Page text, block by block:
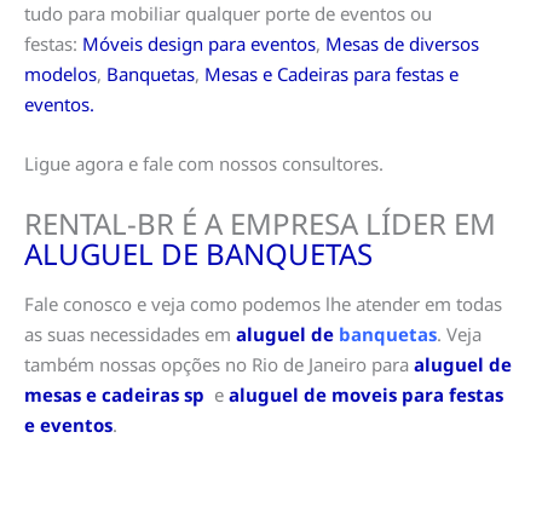
tudo para mobiliar qualquer porte de eventos ou
festas: Móveis design para eventos, Mesas de diversos
modelos, Banquetas, Mesas e Cadeiras para festas e
eventos.
Ligue agora e fale com nossos consultores.
RENTAL-BR É A EMPRESA LÍDER EM
ALUGUEL DE BANQUETAS
Fale conosco e veja como podemos lhe atender em todas
as suas necessidades em aluguel de banquetas. Veja
também nossas opções no Rio de Janeiro para aluguel de
mesas e cadeiras sp e aluguel de moveis para festas
e eventos.